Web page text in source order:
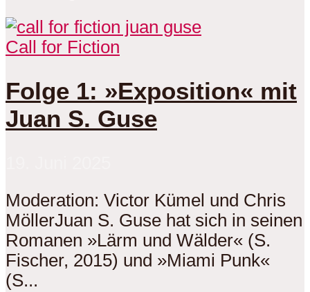
Call for Fiction
Folge 1: »Exposition« mit
Juan S. Guse
Moderation: Victor Kümel und Chris
MöllerJuan S. Guse hat sich in seinen
Romanen »Lärm und Wälder« (S.
Fischer, 2015) und »Miami Punk«
(S...